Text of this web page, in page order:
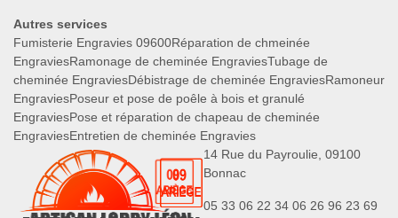
Autres services
Fumisterie Engravies 09600Réparation de chmeinée
EngraviesRamonage de cheminée EngraviesTubage de
cheminée EngraviesDébistrage de cheminée EngraviesRamoneur
EngraviesPoseur et pose de poêle à bois et granulé
EngraviesPose et réparation de chapeau de cheminée
EngraviesEntretien de cheminée Engravies
14 Rue du Payroulie, 09100
Bonnac
05 33 06 22 34 06 26 96 23 69